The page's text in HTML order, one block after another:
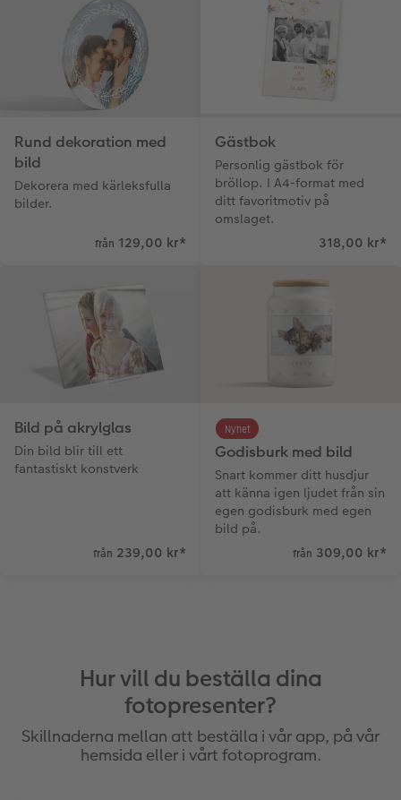
Rund dekoration med
bild
Dekorera med kärleksfulla
bilder.
från 129,00 kr*
Gästbok
Personlig gästbok för
bröllop. I A4-format med
ditt favoritmotiv på
omslaget.
318,00 kr*
Bild på akrylglas
Din bild blir till ett
fantastiskt konstverk
från 239,00 kr*
Godisburk med bild
Snart kommer ditt husdjur
att känna igen ljudet från sin
egen godisburk med egen
bild på.
Nyhet
från 309,00 kr*
Hur vill du beställa dina
fotopresenter?
Skillnaderna mellan att beställa i vår app, på vår
hemsida eller i vårt fotoprogram.